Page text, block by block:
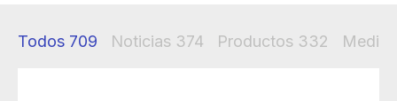
Todos 709 Noticias 374 Productos 332